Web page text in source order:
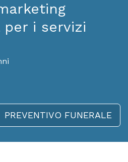
per i servizi
PREVENTIVO FUNERALE